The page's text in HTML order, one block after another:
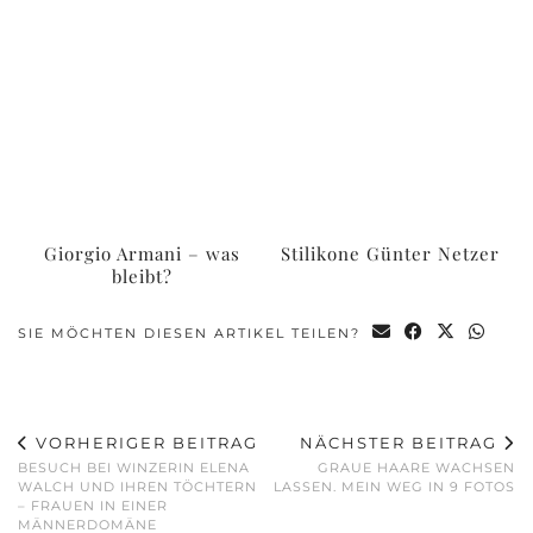
Giorgio Armani – was
bleibt?
Stilikone Günter Netzer
SIE MÖCHTEN DIESEN ARTIKEL TEILEN?
VORHERIGER BEITRAG
BESUCH BEI WINZERIN ELENA
WALCH UND IHREN TÖCHTERN
– FRAUEN IN EINER
MÄNNERDOMÄNE
NÄCHSTER BEITRAG
GRAUE HAARE WACHSEN
LASSEN. MEIN WEG IN 9 FOTOS